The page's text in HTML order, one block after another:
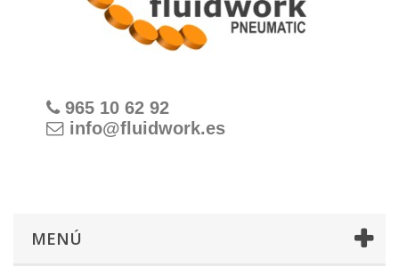
965 10 62 92
info@fluidwork.es
MENÚ